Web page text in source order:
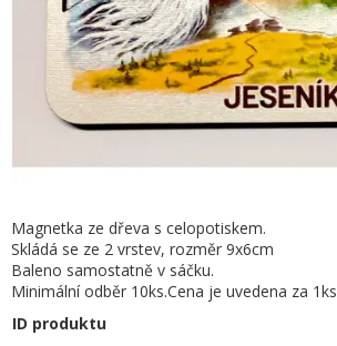
Magnetka ze dřeva s celopotiskem.
Skládá se ze 2 vrstev, rozměr 9x6cm
Baleno samostatně v sáčku.
Minimální odběr 10ks.Cena je uvedena za 1ks
ID produktu